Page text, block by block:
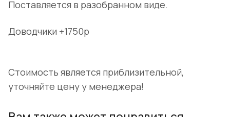
Поставляется в разобранном виде.
Доводчики +1750р
Стоимость является приблизительной,
уточняйте цену у менеджера!